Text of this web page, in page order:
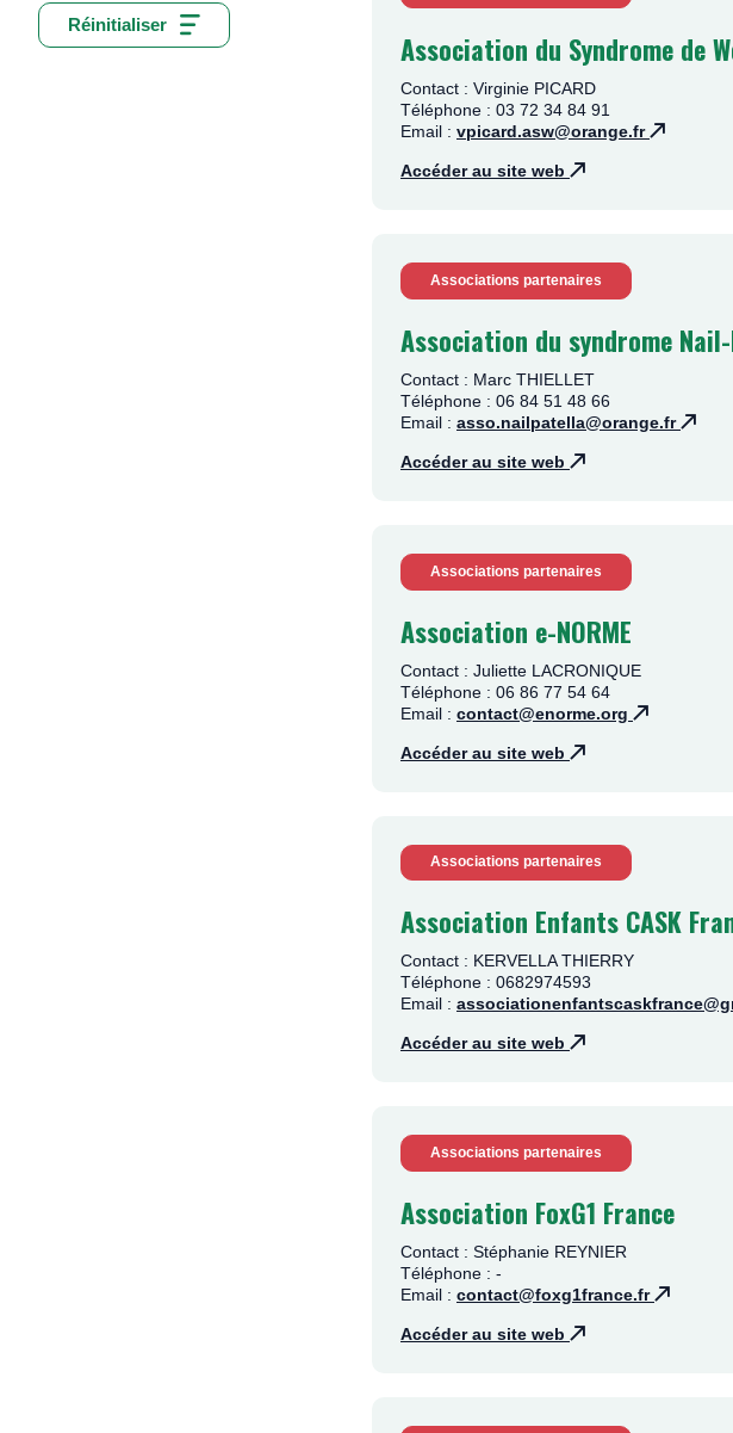
Réinitialiser
Association du Syndrome de
Contact : Virginie PICARD
Téléphone : 03 72 34 84 91
Email : vpicard.asw@orange.fr
Accéder au site web
Associations partenaires
Association du syndrome
Contact : Marc THIELLET
Téléphone : 06 84 51 48 66
Email : asso.nailpatella@orange.fr
Accéder au site web
Associations partenaires
Association e-NORME
Contact : Juliette LACRONIQUE
Téléphone : 06 86 77 54 64
Email : contact@enorme.org
Accéder au site web
Associations partenaires
Association Enfants CASK
Contact : KERVELLA THIERRY
Téléphone : 0682974593
Email :
Accéder au site web
Associations partenaires
Association FoxG1 France
Contact : Stéphanie REYNIER
Téléphone : -
Email : contact@foxg1france.fr
Accéder au site web